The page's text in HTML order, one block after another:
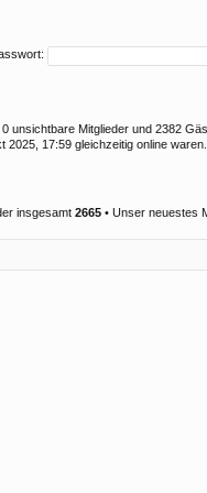
unsichtbare Mitglieder und 2382
2025, 17:59 gleichzeitig online waren.
insgesamt 2665 • Unser neuestes